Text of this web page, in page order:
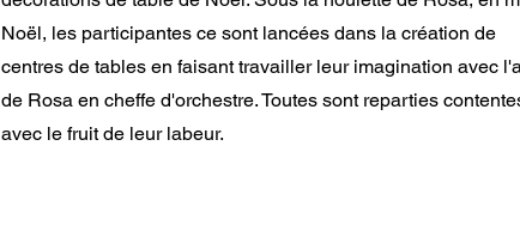
Noël, les participantes ce sont lancées dans la création de
centres de tables en faisant travailler leur imagination avec
de Rosa en cheffe d'orchestre. Toutes sont reparties
avec le fruit de leur labeur.